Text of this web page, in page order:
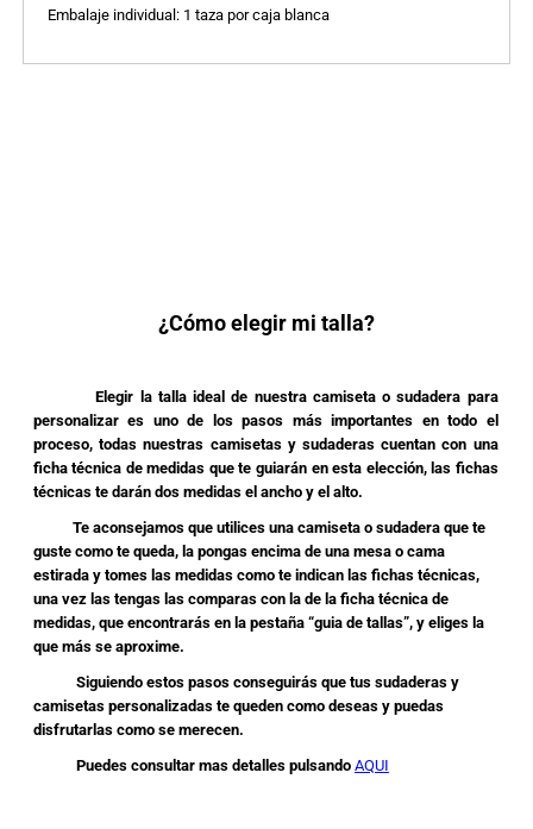
Embalaje individual: 1 taza por caja blanca
¿Cómo elegir mi talla?
Elegir la talla ideal de nuestra camiseta o sudadera para
personalizar es uno de los pasos más importantes en todo el
proceso, todas nuestras camisetas y sudaderas cuentan con una
ficha técnica de medidas que te guiarán en esta elección, las fichas
técnicas te darán dos medidas el ancho y el alto.
Te aconsejamos que utilices una camiseta o sudadera que te
guste como te queda, la pongas encima de una mesa o cama
estirada y tomes las medidas como te indican las fichas técnicas,
una vez las tengas las comparas con la de la ficha técnica de
medidas, que encontrarás en la pestaña “guia de tallas”, y eliges la
que más se aproxime.
Siguiendo estos pasos conseguirás que tus sudaderas y
camisetas personalizadas te queden como deseas y puedas
disfrutarlas como se merecen.
Puedes consultar mas detalles pulsando AQUI